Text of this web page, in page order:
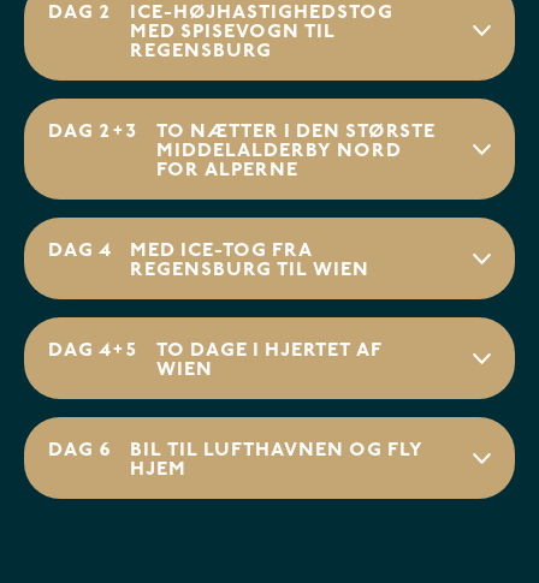
DAG 2
ICE-HØJHASTIGHEDSTOG
MED SPISEVOGN TIL
REGENSBURG
DAG 2+3
TO NÆTTER I DEN STØRSTE
MIDDELALDERBY NORD
FOR ALPERNE
DAG 4
MED ICE-TOG FRA
REGENSBURG TIL WIEN
DAG 4+5
TO DAGE I HJERTET AF
WIEN
DAG 6
BIL TIL LUFTHAVNEN OG FLY
HJEM